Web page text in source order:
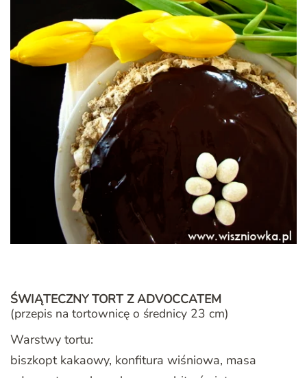
ŚWIĄTECZNY TORT Z ADVOCCATEM
(przepis na tortownicę o średnicy 23 cm)
Warstwy tortu:
biszkopt kakaowy, konfitura wiśniowa, masa